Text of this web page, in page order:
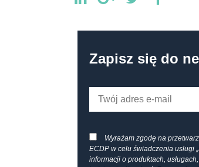
Zapisz się do
Wyrażam zgodę na
ECDP w celu świadczenia usługi
informacji o produktach,